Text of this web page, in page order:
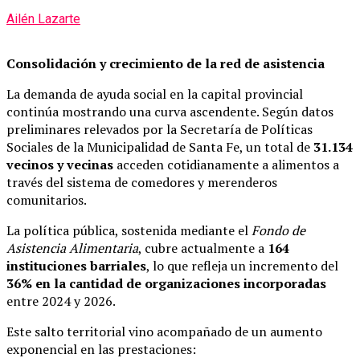
Ailén Lazarte
Consolidación y crecimiento de la red de asistencia
La demanda de ayuda social en la capital provincial
continúa mostrando una curva ascendente. Según datos
preliminares relevados por la Secretaría de Políticas
Sociales de la Municipalidad de Santa Fe, un total de 31.134
vecinos y vecinas acceden cotidianamente a alimentos a
través del sistema de comedores y merenderos
comunitarios.
La política pública, sostenida mediante elFondo de
Asistencia Alimentaria, cubre actualmente a 164
instituciones barriales, lo que refleja un incremento del
36% en la cantidad de organizaciones incorporadas
entre 2024 y 2026.
Este salto territorial vino acompañado de un aumento
exponencial en las prestaciones: